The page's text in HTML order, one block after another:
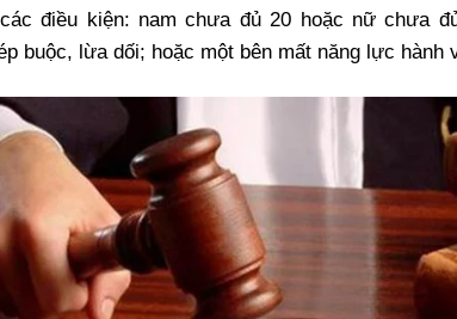
INFOCUS
điều kiện: nam chưa đủ 20 hoặc nữ chưa
buộc, lừa dối; hoặc một bên mất năng lực hành